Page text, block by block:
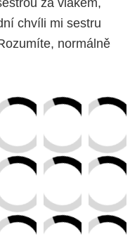
za vlakem,
chvíli mi sestru
normálně